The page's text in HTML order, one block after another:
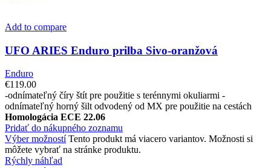
Add to compare
UFO ARIES Enduro prilba Sivo-oranžová
Enduro
€119.00
-odnímateľný číry štít pre použitie s terénnymi okuliarmi -
odnímateľný horný šilt odvodený od MX pre použitie na cestách
Homologácia ECE 22.06
Pridať do nákupného zoznamu
Výber možností Tento produkt má viacero variantov. Možnosti si
môžete vybrať na stránke produktu.
Rýchly náhľad